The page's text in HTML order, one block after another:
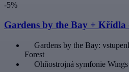
-5%
Gardens by the Bay + Křídla
Gardens by the Bay:
Forest
Ohňostrojná symfonie